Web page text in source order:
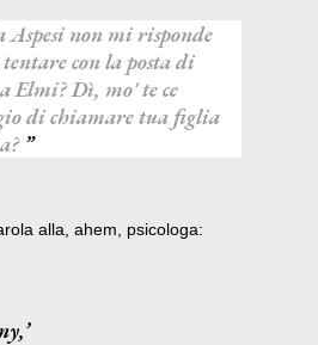
Aspesi non mi risponde
con la posta di
Elmi? Dì, mo' te ce
di chiamare tua figlia
alla, ahem, psicologa: